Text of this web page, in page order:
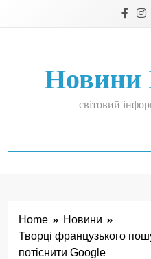
Новини
світовий
Home
Новини
Творці французького
потіснити Google